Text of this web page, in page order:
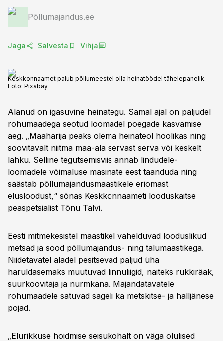
Põllumajandus.ee
Jaga Salvesta Vihja
Keskkonnaamet palub põllumeestel olla heinatöödel tähelepanelik.
Foto: Pixabay
Alanud on igasuvine heinategu. Samal ajal on paljudel
rohumaadega seotud loomadel poegade kasvamise
aeg. „Maaharija peaks olema heinateol hoolikas ning
soovitavalt niitma maa-ala servast serva või keskelt
lahku. Selline tegutsemisviis annab lindudele-
loomadele võimaluse masinate eest taanduda ning
säästab põllumajandusmaastikele eriomast
elusloodust,“ sõnas Keskkonnaameti looduskaitse
peaspetsialist Tõnu Talvi.
Eesti mitmekesistel maastikel vahelduvad looduslikud
metsad ja sood põllumajandus- ning talumaastikega.
Niidetavatel aladel pesitsevad paljud üha
haruldasemaks muutuvad linnuliigid, näiteks rukkirääk,
suurkoovitaja ja nurmkana. Majandatavatele
rohumaadele satuvad sageli ka metskitse- ja halljänese
pojad.
„Elurikkuse hoidmise seisukohalt on väga olulised